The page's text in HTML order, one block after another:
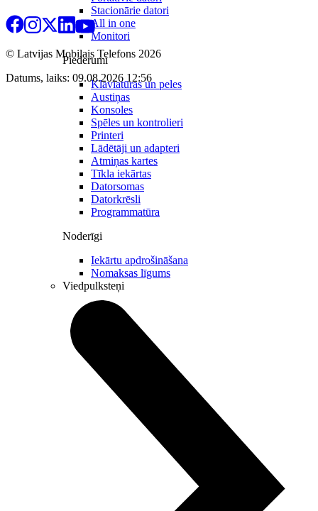
Stacionārie datori
All in one
Monitori
Piederumi
Klaviatūras un peles
Austiņas
Konsoles
Spēles un kontrolieri
Printeri
Lādētāji un adapteri
Atmiņas kartes
Tīkla iekārtas
Datorsomas
Datorkrēsli
Programmatūra
Noderīgi
Iekārtu apdrošināšana
Nomaksas līgums
Viedpulksteņi
© Latvijas Mobilais Telefons 2026
Datums, laiks: 09.08.2026 12:56